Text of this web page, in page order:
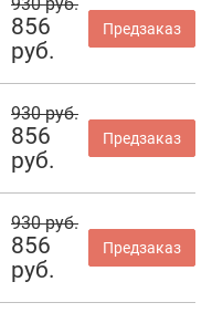
856
руб.
Предзаказ
930 руб.
856
руб.
Предзаказ
930 руб.
856
руб.
Предзаказ